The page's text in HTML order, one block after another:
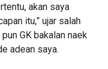
akan saya
itu,” ujar salah
GK bakalan naek
adean saya.